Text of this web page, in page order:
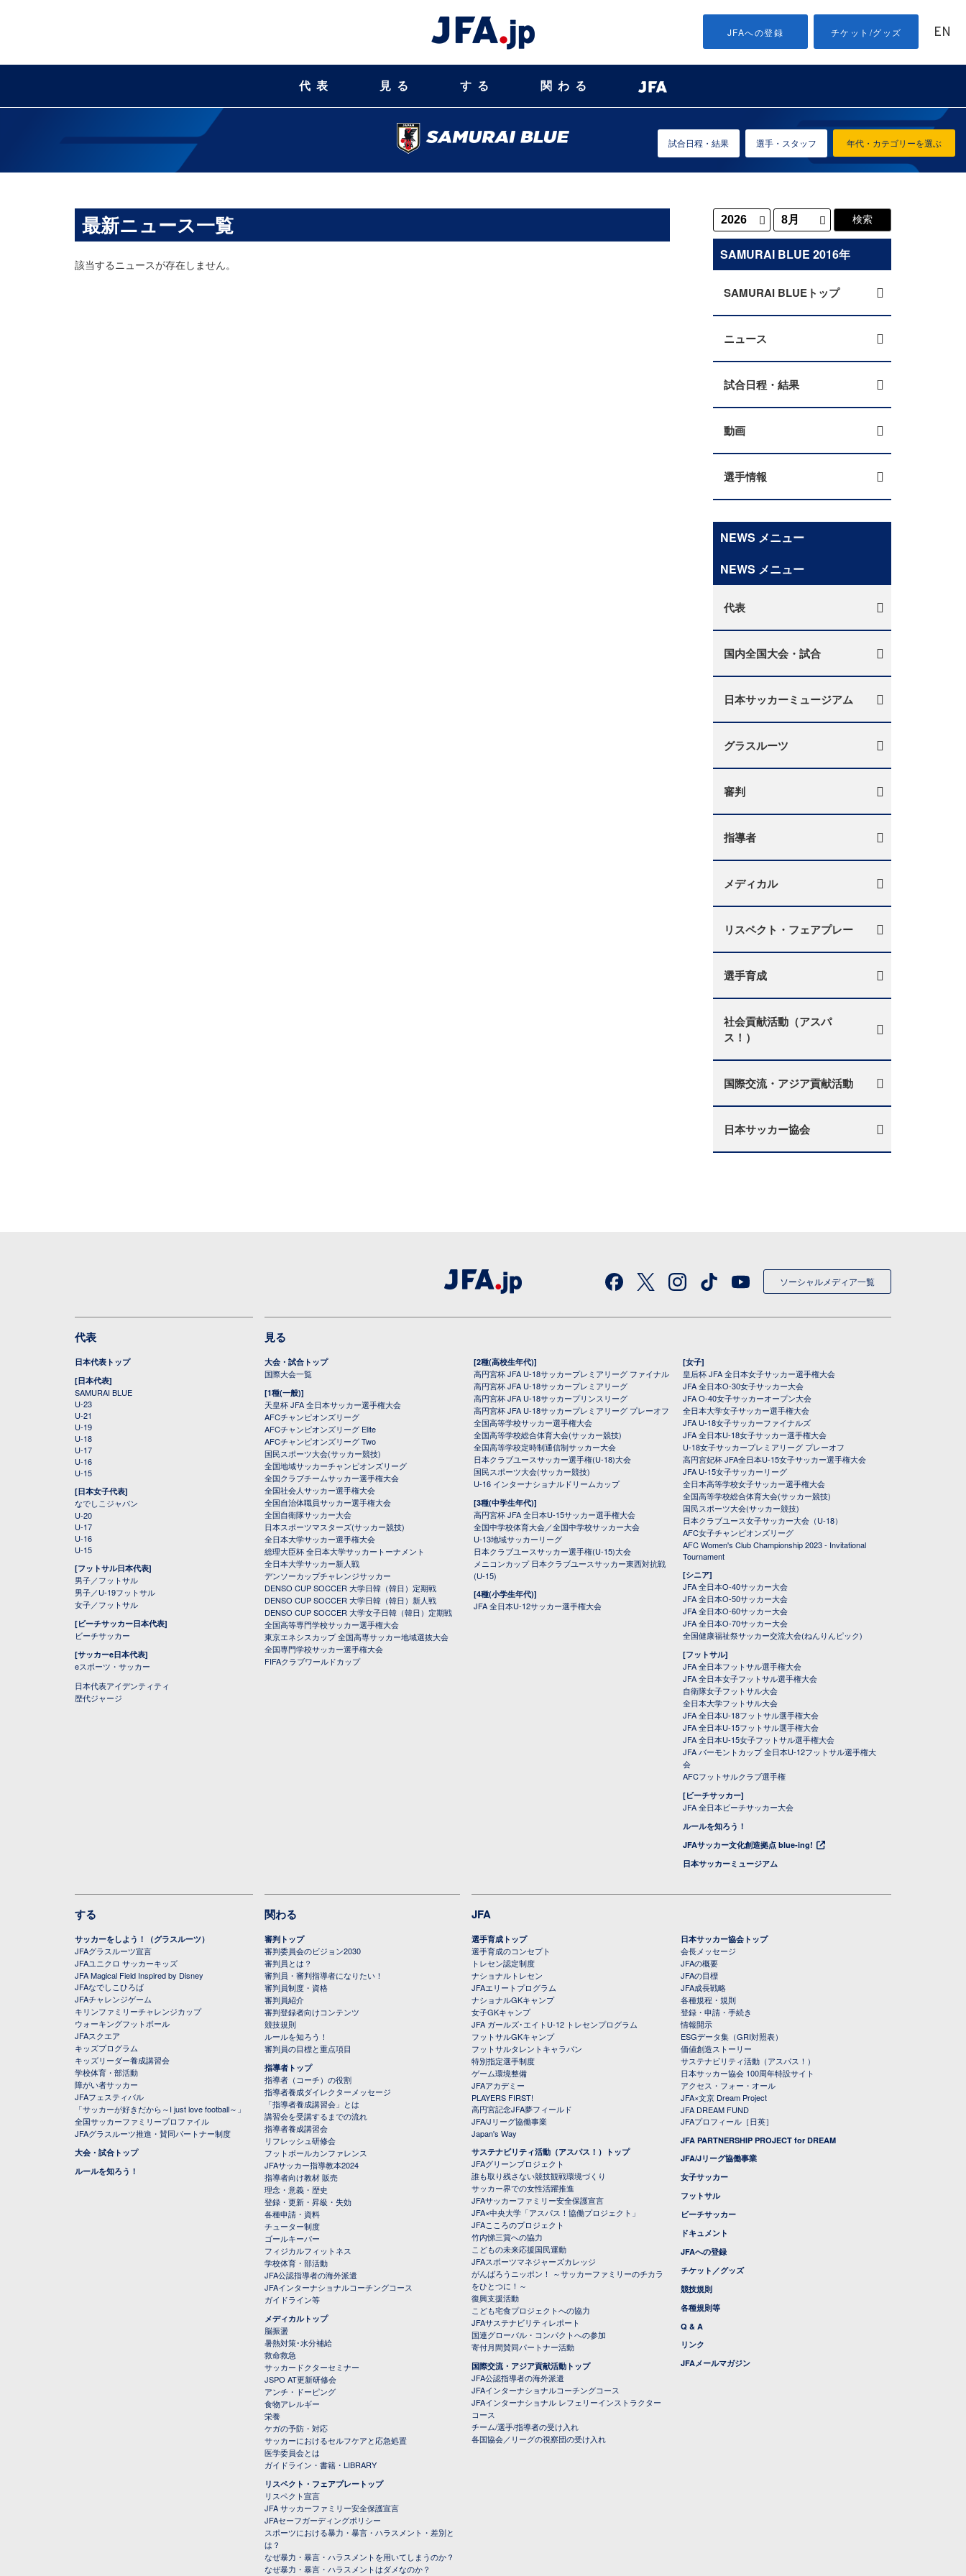
JFAへの登録 チケット/グッズ EN
代表 見る する 関わる
年代・カテゴリーを選ぶ
試合日程・結果 選手・スタッフ
最新ニュース一覧
該当するニュースが存在しません。
SAMURAI BLUE 2016年
SAMURAI BLUEトップ
ニュース
試合日程・結果
動画
選手情報
NEWS メニュー
NEWS メニュー
代表
国内全国大会・試合
日本サッカーミュージアム
グラスルーツ
審判
指導者
メディカル
リスペクト・フェアプレー
選手育成
社会貢献活動（アスパ
ス！）
国際交流・アジア貢献活動
日本サッカー協会
ソーシャルメディア一覧
代表
日本代表トップ
[日本代表]
SAMURAI BLUE
U-23
U-21
U-19
U-18
U-17
U-16
U-15
[日本女子代表]
なでしこジャパン
U-20
U-17
U-16
U-15
[フットサル日本代表]
男子／フットサル
男子／U-19フットサル
女子／フットサル
[ビーチサッカー日本代表]
ビーチサッカー
[サッカーe日本代表]
eスポーツ・サッカー
日本代表アイデンティティ
歴代ジャージ
見る
大会・試合トップ
国際大会一覧
[1種(一般)]
天皇杯 JFA 全日本サッカー選手権大会
AFCチャンピオンズリーグ
AFCチャンピオンズリーグ Elite
AFCチャンピオンズリーグ Two
国民スポーツ大会(サッカー競技)
全国地域サッカーチャンピオンズリーグ
全国クラブチームサッカー選手権大会
全国社会人サッカー選手権大会
全国自治体職員サッカー選手権大会
全国自衛隊サッカー大会
日本スポーツマスターズ(サッカー競技)
全日本大学サッカー選手権大会
総理大臣杯 全日本大学サッカートーナメント
全日本大学サッカー新人戦
デンソーカップチャレンジサッカー
DENSO CUP SOCCER 大学日韓（韓日）定期戦
DENSO CUP SOCCER 大学日韓（韓日）新人戦
DENSO CUP SOCCER 大学女子日韓（韓日）定期戦
全国高等専門学校サッカー選手権大会
東京エネシスカップ 全国高専サッカー地域選抜大会
全国専門学校サッカー選手権大会
FIFAクラブワールドカップ
[2種(高校生年代)]
高円宮杯 JFA U-18サッカープレミアリーグ ファイナル
高円宮杯 JFA U-18サッカープレミアリーグ
高円宮杯 JFA U-18サッカープリンスリーグ
高円宮杯 JFA U-18サッカープレミアリーグ プレーオフ
全国高等学校サッカー選手権大会
全国高等学校総合体育大会(サッカー競技)
全国高等学校定時制通信制サッカー大会
日本クラブユースサッカー選手権(U-18)大会
国民スポーツ大会(サッカー競技)
U-16 インターナショナルドリームカップ
[3種(中学生年代)]
高円宮杯 JFA 全日本U-15サッカー選手権大会
全国中学校体育大会／全国中学校サッカー大会
U-13地域サッカーリーグ
日本クラブユースサッカー選手権(U-15)大会
メニコンカップ 日本クラブユースサッカー東西対抗戦
(U-15)
[4種(小学生年代)]
JFA 全日本U-12サッカー選手権大会
[女子]
皇后杯 JFA 全日本女子サッカー選手権大会
JFA 全日本O-30女子サッカー大会
JFA O-40女子サッカーオープン大会
全日本大学女子サッカー選手権大会
JFA U-18女子サッカーファイナルズ
JFA 全日本U-18女子サッカー選手権大会
U-18女子サッカープレミアリーグ プレーオフ
高円宮妃杯 JFA全日本U-15女子サッカー選手権大会
JFA U-15女子サッカーリーグ
全日本高等学校女子サッカー選手権大会
全国高等学校総合体育大会(サッカー競技)
国民スポーツ大会(サッカー競技)
日本クラブユース女子サッカー大会（U-18）
AFC女子チャンピオンズリーグ
AFC Women's Club Championship 2023 - Invitational
Tournament
[シニア]
JFA 全日本O-40サッカー大会
JFA 全日本O-50サッカー大会
JFA 全日本O-60サッカー大会
JFA 全日本O-70サッカー大会
全国健康福祉祭サッカー交流大会(ねんりんピック)
[フットサル]
JFA 全日本フットサル選手権大会
JFA 全日本女子フットサル選手権大会
自衛隊女子フットサル大会
全日本大学フットサル大会
JFA 全日本U-18フットサル選手権大会
JFA 全日本U-15フットサル選手権大会
JFA 全日本U-15女子フットサル選手権大会
JFA バーモントカップ 全日本U-12フットサル選手権大
会
AFCフットサルクラブ選手権
[ビーチサッカー]
JFA 全日本ビーチサッカー大会
ルールを知ろう！
JFAサッカー文化創造拠点 blue-ing!
日本サッカーミュージアム
する
サッカーをしよう！（グラスルーツ）
JFAグラスルーツ宣言
JFAユニクロ サッカーキッズ
JFA Magical Field Inspired by Disney
JFAなでしこひろば
JFAチャレンジゲーム
キリンファミリーチャレンジカップ
ウォーキングフットボール
JFAスクエア
キッズプログラム
キッズリーダー養成講習会
学校体育・部活動
障がい者サッカー
JFAフェスティバル
「サッカーが好きだから～I just love football～」
全国サッカーファミリープロファイル
JFAグラスルーツ推進・賛同パートナー制度
大会・試合トップ
ルールを知ろう！
関わる
審判トップ
審判委員会のビジョン2030
審判員とは？
審判員・審判指導者になりたい！
審判員制度・資格
審判員紹介
審判登録者向けコンテンツ
競技規則
ルールを知ろう！
審判員の目標と重点項目
指導者トップ
指導者（コーチ）の役割
指導者養成ダイレクターメッセージ
「指導者養成講習会」とは
講習会を受講するまでの流れ
指導者養成講習会
リフレッシュ研修会
フットボールカンファレンス
JFAサッカー指導教本2024
指導者向け教材 販売
理念・意義・歴史
登録・更新・昇級・失効
各種申請・資料
チューター制度
ゴールキーパー
フィジカルフィットネス
学校体育・部活動
JFA公認指導者の海外派遣
JFAインターナショナルコーチングコース
ガイドライン等
メディカルトップ
脳振盪
暑熱対策･水分補給
救命救急
サッカードクターセミナー
JSPO AT更新研修会
アンチ・ドーピング
食物アレルギー
栄養
ケガの予防・対応
サッカーにおけるセルフケアと応急処置
医学委員会とは
ガイドライン・書籍・LIBRARY
リスペクト・フェアプレートップ
リスペクト宣言
JFA サッカーファミリー安全保護宣言
JFAセーフガーディングポリシー
スポーツにおける暴力・暴言・ハラスメント・差別と
は？
なぜ暴力・暴言・ハラスメントを用いてしまうのか？
なぜ暴力・暴言・ハラスメントはダメなのか？
JFA
選手育成トップ
選手育成のコンセプト
トレセン認定制度
ナショナルトレセン
JFAエリートプログラム
ナショナルGKキャンプ
女子GKキャンプ
JFA ガールズ･エイトU-12 トレセンプログラム
フットサルGKキャンプ
フットサルタレントキャラバン
特別指定選手制度
ゲーム環境整備
JFAアカデミー
PLAYERS FIRST!
高円宮記念JFA夢フィールド
JFA/Jリーグ協働事業
Japan's Way
サステナビリティ活動（アスパス！）トップ
JFAグリーンプロジェクト
誰も取り残さない競技観戦環境づくり
サッカー界での女性活躍推進
JFAサッカーファミリー安全保護宣言
JFA×中央大学「アスパス！協働プロジェクト」
JFAこころのプロジェクト
竹内悌三賞への協力
こどもの未来応援国民運動
JFAスポーツマネジャーズカレッジ
がんばろうニッポン！ ～サッカーファミリーのチカラ
をひとつに！～
復興支援活動
こども宅食プロジェクトへの協力
JFAサステナビリティレポート
国連グローバル・コンパクトへの参加
寄付月間賛同パートナー活動
国際交流・アジア貢献活動トップ
JFA公認指導者の海外派遣
JFAインターナショナルコーチングコース
JFAインターナショナル レフェリーインストラクター
コース
チーム/選手/指導者の受け入れ
各国協会／リーグの視察団の受け入れ
日本サッカー協会トップ
会長メッセージ
JFAの概要
JFAの目標
JFA成長戦略
各種規程・規則
登録・申請・手続き
情報開示
ESGデータ集（GRI対照表）
価値創造ストーリー
サステナビリティ活動（アスパス！）
日本サッカー協会 100周年特設サイト
アクセス・フォー・オール
JFA×文京 Dream Project
JFA DREAM FUND
JFAプロフィール［日英］
JFA PARTNERSHIP PROJECT for DREAM
JFA/Jリーグ協働事業
女子サッカー
フットサル
ビーチサッカー
ドキュメント
JFAへの登録
チケット／グッズ
競技規則
各種規則等
Q & A
リンク
JFAメールマガジン